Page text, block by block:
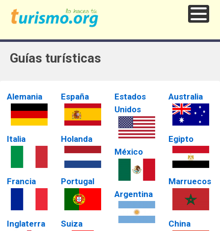
Guías turísticas
Alemania
Italia
Francia
Inglaterra
España
Holanda
Portugal
Suiza
Estados
Unidos
México
Argentina
Australia
Egipto
Marruecos
China